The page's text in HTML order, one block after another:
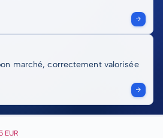
marché, correctement valorisée
EUR